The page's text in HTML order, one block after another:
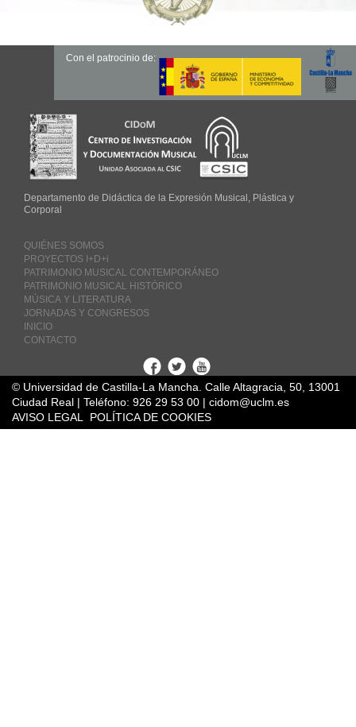
Departamento de Didáctica de la Expresión Musical, Plástica y
Corporal
QUIÉNES SOMOS
PROYECTOS I+D+i
PATRIMONIO MUSICAL CONTEMPORÁNEO
PATRIMONIO MUSICAL HISTÓRICO
MÚSICA Y LITERATURA
JORNADAS Y CONGRESOS
INICIO
CONTACTO
Facebook
TwitterYoutube
Con el patrocinio de:
© Universidad de Castilla-La Mancha. Calle Altagracia, 50, 13001
Ciudad Real | Teléfono: 926 29 53 00 | cidom@uclm.es
AVISO LEGAL
POLÍTICA DE COOKIES